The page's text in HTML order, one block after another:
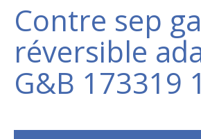
Contre sep
réversible
G&B 173319